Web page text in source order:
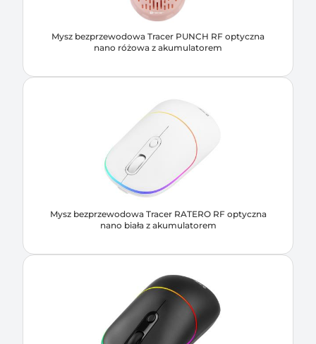
Mysz bezprzewodowa Tracer PUNCH RF optyczna
nano różowa z akumulatorem
Mysz bezprzewodowa Tracer RATERO RF optyczna
nano biała z akumulatorem